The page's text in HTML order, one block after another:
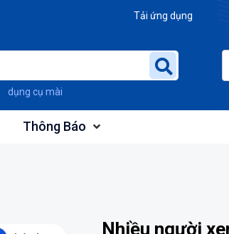
Tải ứng dụng
dụng cụ mài
Thông Báo
Nhiều người